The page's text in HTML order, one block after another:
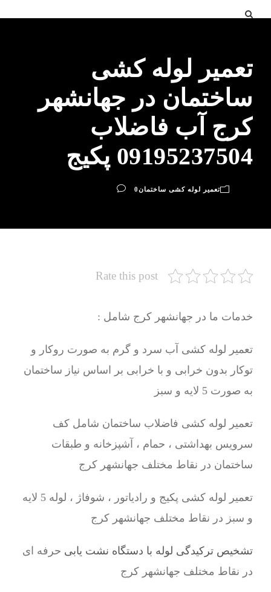
تعمیر لوله کشی
ساختمان در جهانشهر
کرج آب فاضلاب
09195237504 پکیج
تعمیر لوله کشی ساختمان0
Rate this post
خدمات ما در جهانشهر کرج شامل :
تعمیر لوله کشی آب سرد و گرم به صورت روکار و
توکار بدون خرابی و با خرابی بر اساس نیاز ساختمان
به صورت 5 لایه و سبز
تعمیر لوله کشی فاضلاب ساختمان شامل کف
سرویس بهداشتی ، حمام ، آشپزخانه و طبقات
ساختمان در نقاط مختلف جهانشهر کرج
تعمیر لوله کشی پکیج و رادیاتور ، شوفاژ ، لوله 5 لایه
و سبز در نقاط مختلف جهانشهر کرج
تشخیص ترکیدگی لوله با دستگاه نشت یابی حرفه ای
در نقاط مختلف جهانشهر کرج